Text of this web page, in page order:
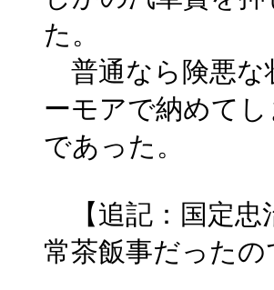
た。
普通なら険悪な
ーモアで納めて
であった。
【追記：国定忠
常茶飯事だった